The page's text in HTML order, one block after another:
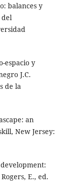
balances y
del
espacio y
J.C.
de la
an
New Jersey:
E., ed.